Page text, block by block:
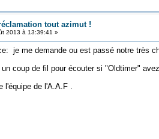
tout azimut !
2013 à 13:39:41 »
je me demande ou est passé notre très
coup de fil pour écouter si "Oldtimer"
l'équipe de l'A.A.F .